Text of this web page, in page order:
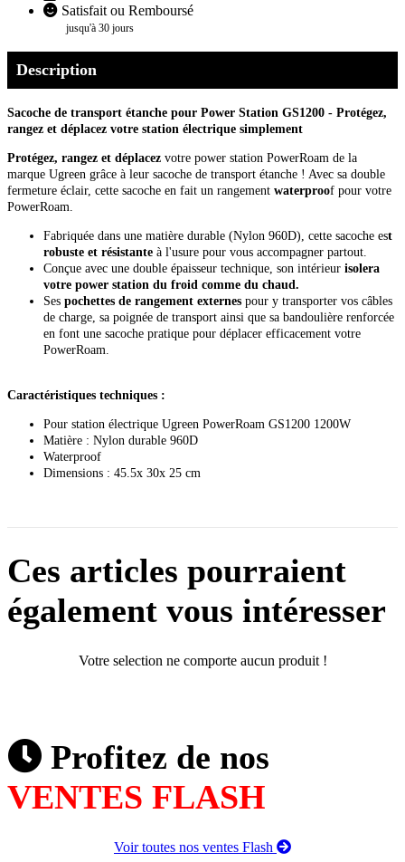
Satisfait ou Remboursé
jusqu'à 30 jours
Description
Sacoche de transport étanche pour Power Station GS1200 - Protégez,
rangez et déplacez votre station électrique simplement
Protégez, rangez et déplacez votre power station PowerRoam de la
marque Ugreen grâce à leur sacoche de transport étanche ! Avec sa double
fermeture éclair, cette sacoche en fait un rangement waterproof pour votre
PowerRoam.
Fabriquée dans une matière durable (Nylon 960D), cette sacoche est
robuste et résistante à l'usure pour vous accompagner partout.
Conçue avec une double épaisseur technique, son intérieur isolera
votre power station du froid comme du chaud.
Ses pochettes de rangement externes pour y transporter vos câbles
de charge, sa poignée de transport ainsi que sa bandoulière renforcée
en font une sacoche pratique pour déplacer efficacement votre
PowerRoam.
Caractéristiques techniques :
Pour station électrique Ugreen PowerRoam GS1200 1200W
Matière : Nylon durable 960D
Waterproof
Dimensions : 45.5x 30x 25 cm
Ces articles pourraient
également vous intéresser
Votre selection ne comporte aucun produit !
Profitez de nos
VENTES FLASH
Voir toutes nos ventes Flash